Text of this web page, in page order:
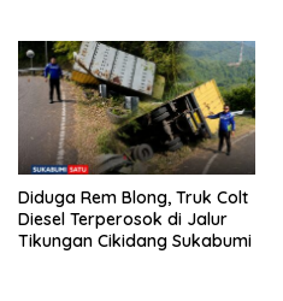
Diduga Rem Blong, Truk Colt
Diesel Terperosok di Jalur
Tikungan Cikidang Sukabumi